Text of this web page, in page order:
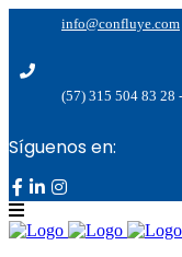
info@confluye.com
(57) 315 504 83 28
Síguenos en: